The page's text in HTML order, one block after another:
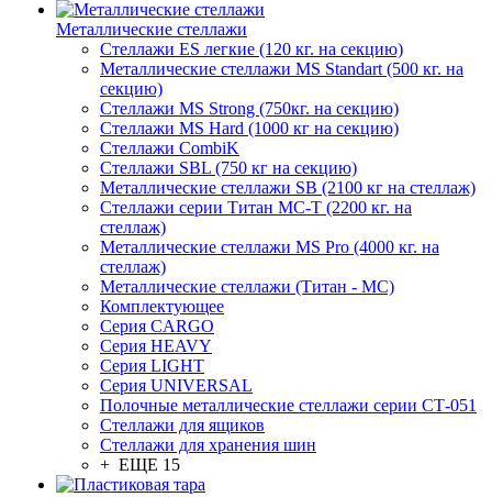
Металлические стеллажи
Стеллажи ES легкие (120 кг. на секцию)
Металлические стеллажи MS Standart (500 кг. на
секцию)
Стеллажи MS Strong (750кг. на секцию)
Стеллажи MS Hard (1000 кг на секцию)
Стеллажи CombiK
Стеллажи SBL (750 кг на секцию)
Металлические стеллажи SB (2100 кг на стеллаж)
Стеллажи серии Титан МС-Т (2200 кг. на
стеллаж)
Металлические стеллажи MS Pro (4000 кг. на
стеллаж)
Металлические стеллажи (Титан - МС)
Комплектующее
Серия CARGO
Серия HEAVY
Серия LIGHT
Серия UNIVERSAL
Полочные металлические стеллажи серии СТ-051
Стеллажи для ящиков
Стеллажи для хранения шин
+ ЕЩЕ 15